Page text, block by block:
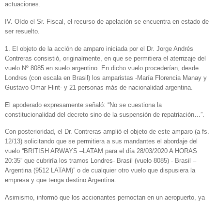
actuaciones.
IV. Oído el Sr. Fiscal, el recurso de apelación se encuentra en estado de
ser resuelto.
1. El objeto de la acción de amparo iniciada por el Dr. Jorge Andrés
Contreras consistió, originalmente, en que se permitiera el aterrizaje del
vuelo Nº 8085 en suelo argentino. En dicho vuelo procederían, desde
Londres (con escala en Brasil) los amparistas -María Florencia Manay y
Gustavo Omar Flint- y 21 personas más de nacionalidad argentina.
El apoderado expresamente señaló: “No se cuestiona la
constitucionalidad del decreto sino de la suspensión de repatriación…”.
Con posterioridad, el Dr. Contreras amplió el objeto de este amparo (a fs.
12/13) solicitando que se permitiera a sus mandantes el abordaje del
vuelo “BRITISH ARWAYS –LATAM para el día 28/03/2020 A HORAS
20:35” que cubriría los tramos Londres- Brasil (vuelo 8085) - Brasil –
Argentina (9512 LATAM)” o de cualquier otro vuelo que dispusiera la
empresa y que tenga destino Argentina.
Asimismo, informó que los accionantes pernoctan en un aeropuerto, ya